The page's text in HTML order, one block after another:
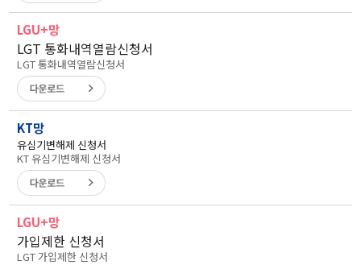
LGU+망
LGT 통화내역열람신청서
LGT 통화내역열람신청서
KT망
유심기변해제 신청서
KT 유심기변해제 신청서
LGU+망
가입제한 신청서
LGT 가입제한 신청서